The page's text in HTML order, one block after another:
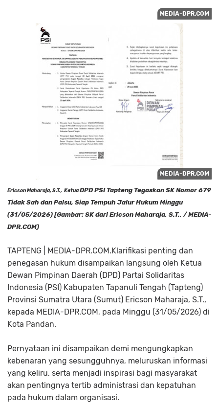
Ericson Maharaja, S.T., KetuaDPD PSI Tapteng Tegaskan SK Nomor 679
Tidak Sah dan Palsu, Siap Tempuh Jalur Hukum Minggu
(31/05/2026) [Gambar: SK dari Ericson Maharaja, S.T., / MEDIA-
DPR.COM)
TAPTENG | MEDIA-DPR.COM.Klarifikasi penting dan
penegasan hukum disampaikan langsung oleh Ketua
Dewan Pimpinan Daerah (DPD) Partai Solidaritas
Indonesia (PSI) Kabupaten Tapanuli Tengah (Tapteng)
Provinsi Sumatra Utara (Sumut) Ericson Maharaja, S.T.,
kepada MEDIA-DPR.COM, pada Minggu (31/05/2026) di
Kota Pandan.
Pernyataan ini disampaikan demi mengungkapkan
kebenaran yang sesungguhnya, meluruskan informasi
yang keliru, serta menjadi inspirasi bagi masyarakat
akan pentingnya tertib administrasi dan kepatuhan
pada hukum dalam organisasi.